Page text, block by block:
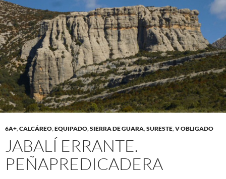
6A+,CALCÁREO,EQUIPADO,SIERRA DE GUARA,SURESTE,V OBLIGADO
JABALÍ ERRANTE.
PEÑAPREDICADERA